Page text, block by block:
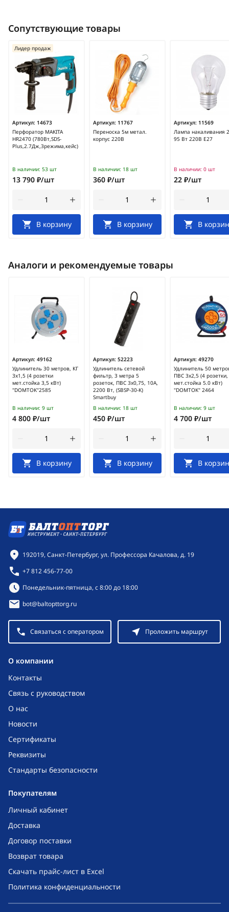
Сопутствующие товары
Артикул: 14673
Перфоратор MAKITA
HR2470 (780Вт,SDS-
Plus,2.7Дж,3режима,кейс)
Лидер продаж
В наличии: 53 шт
13 790 ₽/шт
В корзину
Артикул: 11767
Переноска 5м метал.
корпус 220В
В наличии: 18 шт
360 ₽/шт
В корзину
Артикул: 11569
Лампа накаливания
95 Вт 220В Е27
В наличии: 0 шт
22 ₽/шт
В
Аналоги и рекомендуемые товары
Артикул: 49162
Удлинитель 30 метров, КГ
3х1,5 (4 розетки
мет.стойка 3,5 кВт)
"DOMTOK"2585
В наличии: 9 шт
4 800 ₽/шт
В корзину
Артикул: 52223
Удлинитель сетевой
фильтр, 3 метра 5
розеток, ПВС 3x0,75, 10А,
2200 Вт, (SBSP-30-K)
Smartbuy
В наличии: 18 шт
450 ₽/шт
В корзину
Артикул: 49270
Удлинитель 50
ПВС 3х2,5 (4 розетки,
мет.стойка 5.0 кВт)
"DOMTOK" 2464
В наличии: 9 шт
4 700 ₽/шт
В
O компании
Контакты
Связь с руководством
О нас
Новости
Сертификаты
Реквизиты
Стандарты безопасности
Покупателям
Личный кабинет
Доставка
Договор поставки
Возврат товара
Скачать прайс-лист в Excel
Политика конфиденциальности
Контактная информация
192019, Санкт-Петербург, ул. Профессора Качалова, д. 19
+7 812 456-77-00
Режим работы:
Понедельник-пятница, с 8:00 до 18:00
bot@baltopttorg.ru
Связаться с оператором Проложить маршрут